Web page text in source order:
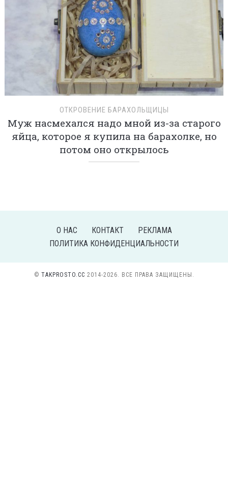
ОТКРОВЕНИЕ БАРАХОЛЬЩИЦЫ
Муж насмехался надо мной из-за старого
яйца, которое я купила на барахолке, но
потом оно открылось
О НАС КОНТАКТ
РЕКЛАМА
ПОЛИТИКА КОНФИДЕНЦИАЛЬНОСТИ
© TAKPROSTO.CC 2014-2026. ВСЕ ПРАВА ЗАЩИЩЕНЫ.